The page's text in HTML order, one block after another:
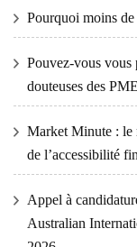
Pourquoi moins de
Pouvez-vous vous
douteuses des
Market Minute : le
de l’accessibilité
Appel à
Australian